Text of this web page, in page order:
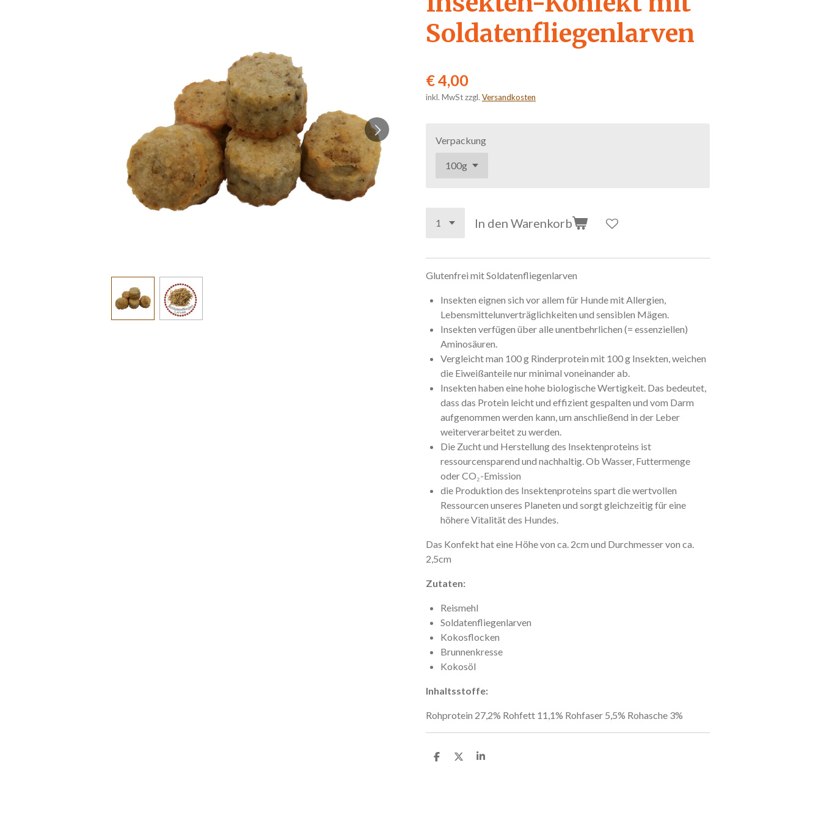
Soldatenfliegenlarven
€ 4,00
inkl. MwSt zzgl. Versandkosten
Verpackung
In den Warenkorb
Glutenfrei mit Soldatenfliegenlarven
Insekten eignen sich vor allem für Hunde mit Allergien,
Lebensmittelunverträglichkeiten und sensiblen Mägen.
Insekten verfügen über alle unentbehrlichen (= essenziellen)
Aminosäuren.
Vergleicht man 100 g Rinderprotein mit 100 g Insekten, weichen
die Eiweißanteile nur minimal voneinander ab.
Insekten haben eine hohe biologische Wertigkeit. Das bedeutet,
dass das Protein leicht und effizient gespalten und vom Darm
aufgenommen werden kann, um anschließend in der Leber
weiterverarbeitet zu werden.
Die Zucht und Herstellung des Insektenproteins ist
ressourcensparend und nachhaltig. Ob Wasser, Futtermenge
oder CO₂-Emission
die Produktion des Insektenproteins spart die wertvollen
Ressourcen unseres Planeten und sorgt gleichzeitig für eine
höhere Vitalität des Hundes.
Das Konfekt hat eine Höhe von ca. 2cm und Durchmesser von ca.
2,5cm
Zutaten:
Reismehl
Soldatenfliegenlarven
Kokosflocken
Brunnenkresse
Kokosöl
Inhaltsstoffe:
Rohprotein 27,2% Rohfett 11,1% Rohfaser 5,5% Rohasche 3%
T
T
T